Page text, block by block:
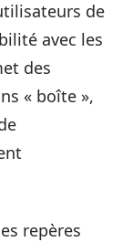
de
avec les
des
« boîte »,
repères